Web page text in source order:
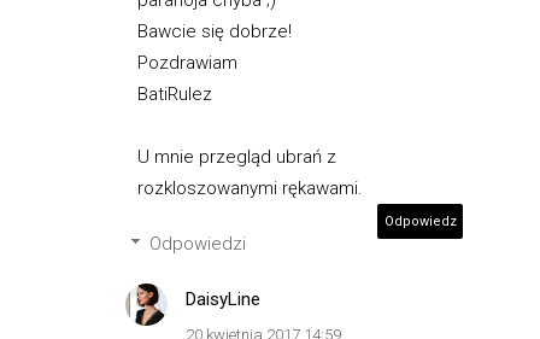
Bawcie się dobrze!
Pozdrawiam
BatiRulez
U mnie przegląd ubrań z
rozkloszowanymi rękawami.
Odpowiedz
Odpowiedzi
DaisyLine
20 kwietnia 2017 14:59